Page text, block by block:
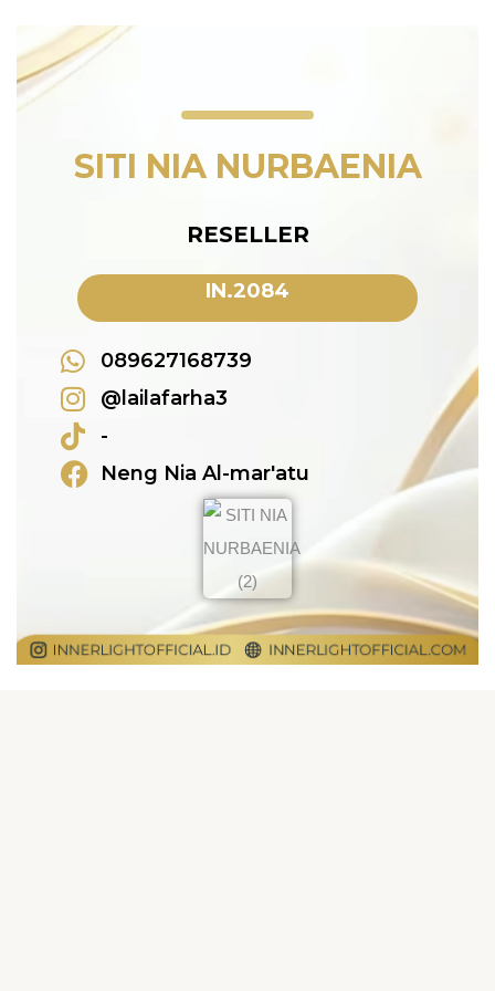
SITI NIA NURBAENIA
RESELLER
IN.2084
089627168739
@lailafarha3
-
Neng Nia Al-mar'atu